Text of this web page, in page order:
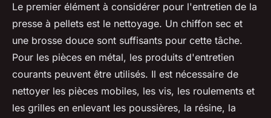
Le premier élément à considérer pour l'entretien de la
presse à pellets est le nettoyage. Un chiffon sec et
une brosse douce sont suffisants pour cette tâche.
Pour les pièces en métal, les produits d'entretien
courants peuvent être utilisés. Il est nécessaire de
nettoyer les pièces mobiles, les vis, les roulements et
les grilles en enlevant les poussières, la résine, la